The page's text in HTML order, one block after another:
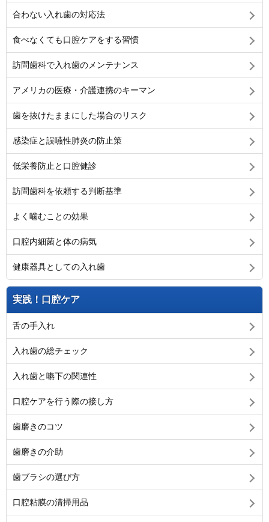
合わない入れ歯の対応法
食べなくても口腔ケアをする習慣
訪問歯科で入れ歯のメンテナンス
アメリカの医療・介護連携のキーマン
歯を抜けたままにした場合のリスク
感染症と誤嚥性肺炎の防止策
低栄養防止と口腔健診
訪問歯科を依頼する判断基準
よく噛むことの効果
口腔内細菌と体の病気
健康器具としての入れ歯
実践！口腔ケア
舌の手入れ
入れ歯の総チェック
入れ歯と嚥下の関連性
口腔ケアを行う際の接し方
歯磨きのコツ
歯磨きの介助
歯ブラシの選び方
口腔粘膜の清掃用品